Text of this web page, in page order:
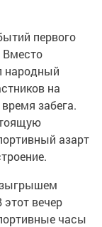
первого
Вместо
народный
на
забега.
азарт
вечер
часы